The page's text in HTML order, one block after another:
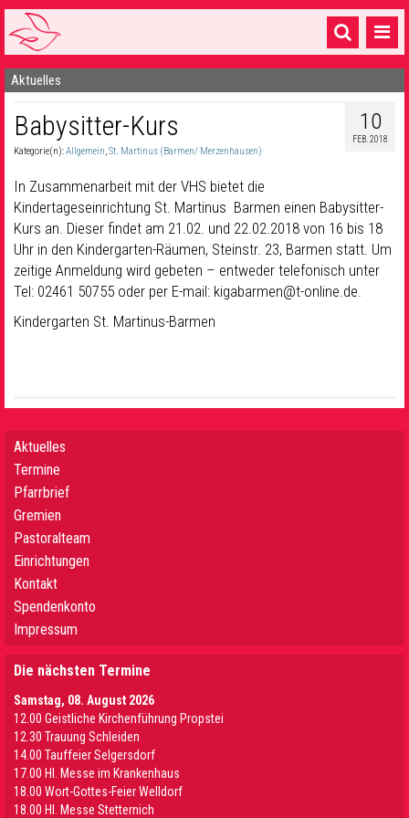
Startseite
1 Pfarrei
16 Gemeinden & mehr
Gottesdienste & Sinnsuche
Sakramente & Feste
Gemeinschaft & Soziales
Aktuelles
10
FEB. 2018
Babysitter-Kurs
Kategorie(n):Allgemein,St. Martinus (Barmen/ Merzenhausen)
In Zusammenarbeit mit der VHS bietet die
Kindertageseinrichtung St. Martinus Barmen einen Babysitter-
Kurs an. Dieser findet am 21.02. und 22.02.2018 von 16 bis 18
Uhr in den Kindergarten-Räumen, Steinstr. 23, Barmen statt. Um
zeitige Anmeldung wird gebeten – entweder telefonisch unter
Tel: 02461 50755 oder per E-mail: kigabarmen@t-online.de.
Kindergarten St. Martinus-Barmen
Aktuelles
Termine
Pfarrbrief
Gremien
Pastoralteam
Einrichtungen
Kontakt
Spendenkonto
Impressum
Die nächsten Termine
Samstag, 08. August 2026
12.00 Geistliche Kirchenführung Propstei
12.30 Trauung Schleiden
14.00 Tauffeier Selgersdorf
17.00 Hl. Messe im Krankenhaus
18.00 Wort-Gottes-Feier Welldorf
18.00 Hl. Messe Stetternich